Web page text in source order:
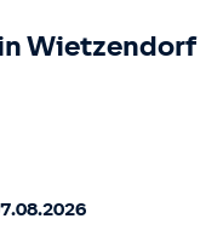
Wietzendorf